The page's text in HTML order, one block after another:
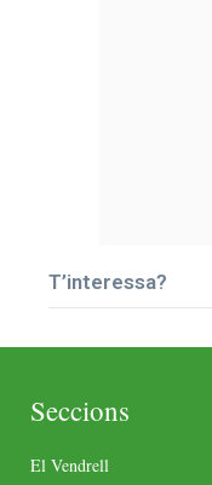
T’interessa?
Seccions
El Vendrell